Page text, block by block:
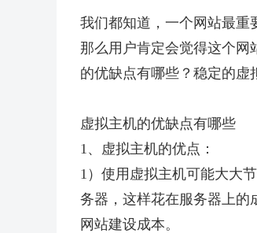
我们都知道，一个网站最重
那么用户肯定会觉得这个网
的优缺点有哪些？稳定的虚
虚拟主机的优缺点有哪些
1、虚拟主机的优点：
1）使用虚拟主机可能大大
务器，这样花在服务器上的
网站建设成本。